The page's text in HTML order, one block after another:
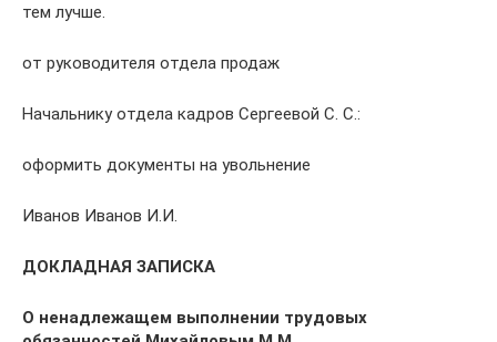
тем лучше.
от руководителя отдела продаж
Начальнику отдела кадров Сергеевой С. С.:
оформить документы на увольнение
Иванов Иванов И.И.
ДОКЛАДНАЯ ЗАПИСКА
О ненадлежащем выполнении трудовых